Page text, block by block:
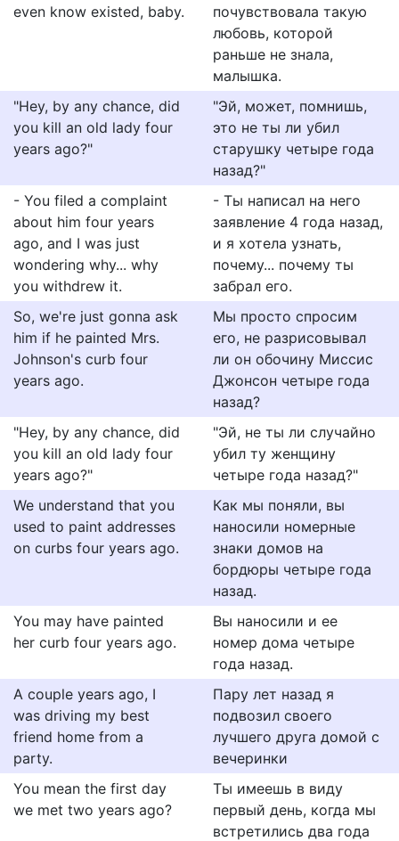
even know existed, baby.
почувствовала такую
любовь, которой
раньше не знала,
малышка.
"Hey, by any chance, did
you kill an old lady four
years ago?"
"Эй, может, помнишь,
это не ты ли убил
старушку четыре года
назад?"
- You filed a complaint
about him four years
ago, and I was just
wondering why... why
you withdrew it.
- Ты написал на него
заявление 4 года назад,
и я хотела узнать,
почему... почему ты
забрал его.
So, we're just gonna ask
him if he painted Mrs.
Johnson's curb four
years ago.
Мы просто спросим
его, не разрисовывал
ли он обочину Миссис
Джонсон четыре года
назад?
"Hey, by any chance, did
you kill an old lady four
years ago?"
"Эй, не ты ли случайно
убил ту женщину
четыре года назад?"
We understand that you
used to paint addresses
on curbs four years ago.
Как мы поняли, вы
наносили номерные
знаки домов на
бордюры четыре года
назад.
You may have painted
her curb four years ago.
Вы наносили и ее
номер дома четыре
года назад.
A couple years ago, I
was driving my best
friend home from a
party.
Пару лет назад я
подвозил своего
лучшего друга домой с
вечеринки
You mean the first day
we met two years ago?
Ты имеешь в виду
первый день, когда мы
встретились два года